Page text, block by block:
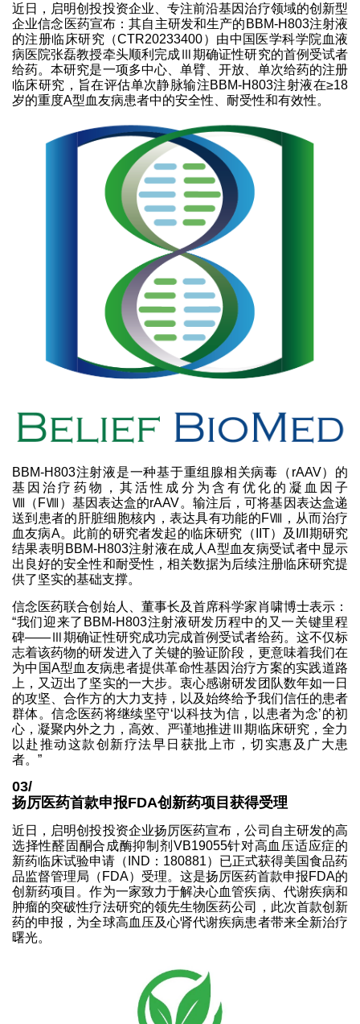
近日，启明创投投资企业、专注前沿基因治疗领域的创新型
企业信念医药宣布：其自主研发和生产的BBM-H803注射液
的注册临床研究（CTR20233400）由中国医学科学院血液
病医院张磊教授牵头顺利完成Ⅲ期确证性研究的首例受试者
给药。本研究是一项多中心、单臂、开放、单次给药的注册
临床研究，旨在评估单次静脉输注BBM-H803注射液在≥18
岁的重度A型血友病患者中的安全性、耐受性和有效性。
BBM-H803注射液是一种基于重组腺相关病毒（rAAV）的
基因治疗药物，其活性成分为含有优化的凝血因子
Ⅷ（FⅧ）基因表达盒的rAAV。输注后，可将基因表达盒递
送到患者的肝脏细胞核内，表达具有功能的FⅧ，从而治疗
血友病A。此前的研究者发起的临床研究（IIT）及I/II期研究
结果表明BBM-H803注射液在成人A型血友病受试者中显示
出良好的安全性和耐受性，相关数据为后续注册临床研究提
供了坚实的基础支撑。
信念医药联合创始人、董事长及首席科学家肖啸博士表示：
“我们迎来了BBM-H803注射液研发历程中的又一关键里程
碑——Ⅲ期确证性研究成功完成首例受试者给药。这不仅标
志着该药物的研发进入了关键的验证阶段，更意味着我们在
为中国A型血友病患者提供革命性基因治疗方案的实践道路
上，又迈出了坚实的一大步。衷心感谢研发团队数年如一日
的攻坚、合作方的大力支持，以及始终给予我们信任的患者
群体。信念医药将继续坚守‘以科技为信，以患者为念’的初
心，凝聚内外之力，高效、严谨地推进Ⅲ期临床研究，全力
以赴推动这款创新疗法早日获批上市，切实惠及广大患
者。”
03/
扬厉医药首款申报FDA创新药项目获得受理
近日，启明创投投资企业扬厉医药宣布，公司自主研发的高
选择性醛固酮合成酶抑制剂VB19055针对高血压适应症的
新药临床试验申请（IND：180881）已正式获得美国食品药
品监督管理局（FDA）受理。这是扬厉医药首款申报FDA的
创新药项目。作为一家致力于解决心血管疾病、代谢疾病和
肿瘤的突破性疗法研究的领先生物医药公司，此次首款创新
药的申报，为全球高血压及心肾代谢疾病患者带来全新治疗
曙光。